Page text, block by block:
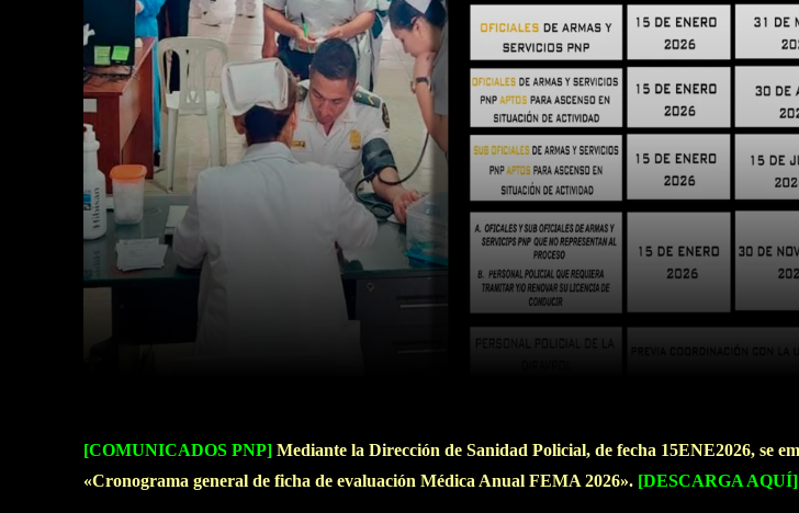
Linkedin
[COMUNICADOS PNP] Mediante la Dirección de Sanidad Policial, de fecha 15ENE2026, se
«Cronograma general de ficha de evaluación Médica Anual FEMA 2026». [DESCARGA AQUÍ]